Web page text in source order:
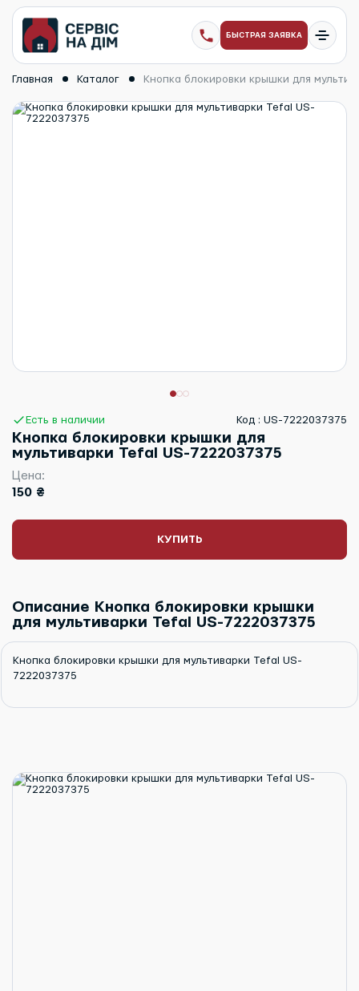
БЫСТРАЯ ЗАЯВКА
Главная Каталог Кнопка блокировки крышки для
Есть в наличии Код : US-7222037375
Кнопка блокировки крышки для
мультиварки Tefal US-7222037375
Цена:
150 ₴
КУПИТЬ
Описание Кнопка блокировки крышки
для мультиварки Tefal US-7222037375
Кнопка блокировки крышки для мультиварки Tefal US-
7222037375